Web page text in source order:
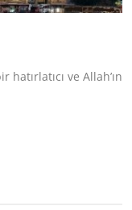
ve Allah’ın